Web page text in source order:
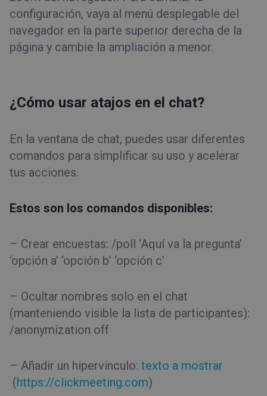
configuración, vaya al menú desplegable del
navegador en la parte superior derecha de la
página y cambie la ampliación a menor.
¿Cómo usar atajos en el chat?
En la ventana de chat, puedes usar diferentes
comandos para simplificar su uso y acelerar
tus acciones.
Estos son los comandos disponibles:
– Crear encuestas: /poll ‘Aquí va la pregunta’
‘opción a’ ‘opción b’ ‘opción c’
– Ocultar nombres solo en el chat
(manteniendo visible la lista de participantes):
/anonymization off
– Añadir un hipervínculo: texto a mostrar
(https://clickmeeting.com)